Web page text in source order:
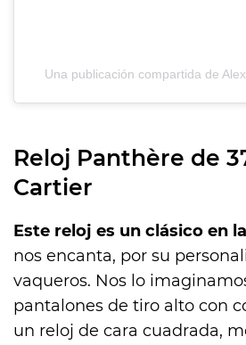
Una publicación compartida de
Reloj Panthère de
Cartier
Este reloj es un clásico en
nos encanta, por su
vaqueros. Nos lo
pantalones de tiro alto con
un reloj de cara cuadrada,